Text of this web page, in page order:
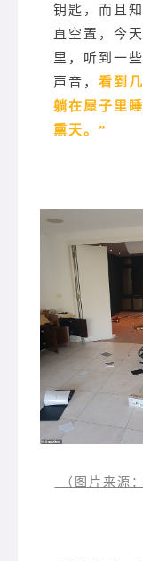
钥匙，而且
直空置，今
里，听到一
声音， 看到
躺在屋子里
熏天。”
（图片来源